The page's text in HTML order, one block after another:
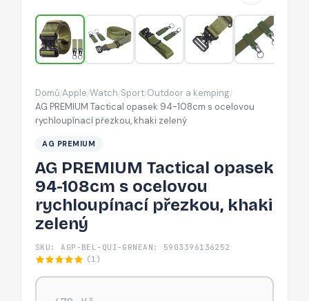
s
ocelovou
rychloupínací
přezkou,
zelený
Domů/Apple/Watch/Sport/Outdoor a kemping/
AG PREMIUM Tactical opasek 94-108cm s ocelovou
rychloupínací přezkou, khaki zelený
AG PREMIUM
AG PREMIUM Tactical opasek
94-108cm s ocelovou
rychloupínací přezkou, khaki
zelený
SKU: AGP-BEL-QUI-GRN EAN: 5903396136252
(1)